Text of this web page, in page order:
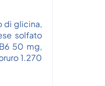
di glicina,
solfato
50 mg,
1.270